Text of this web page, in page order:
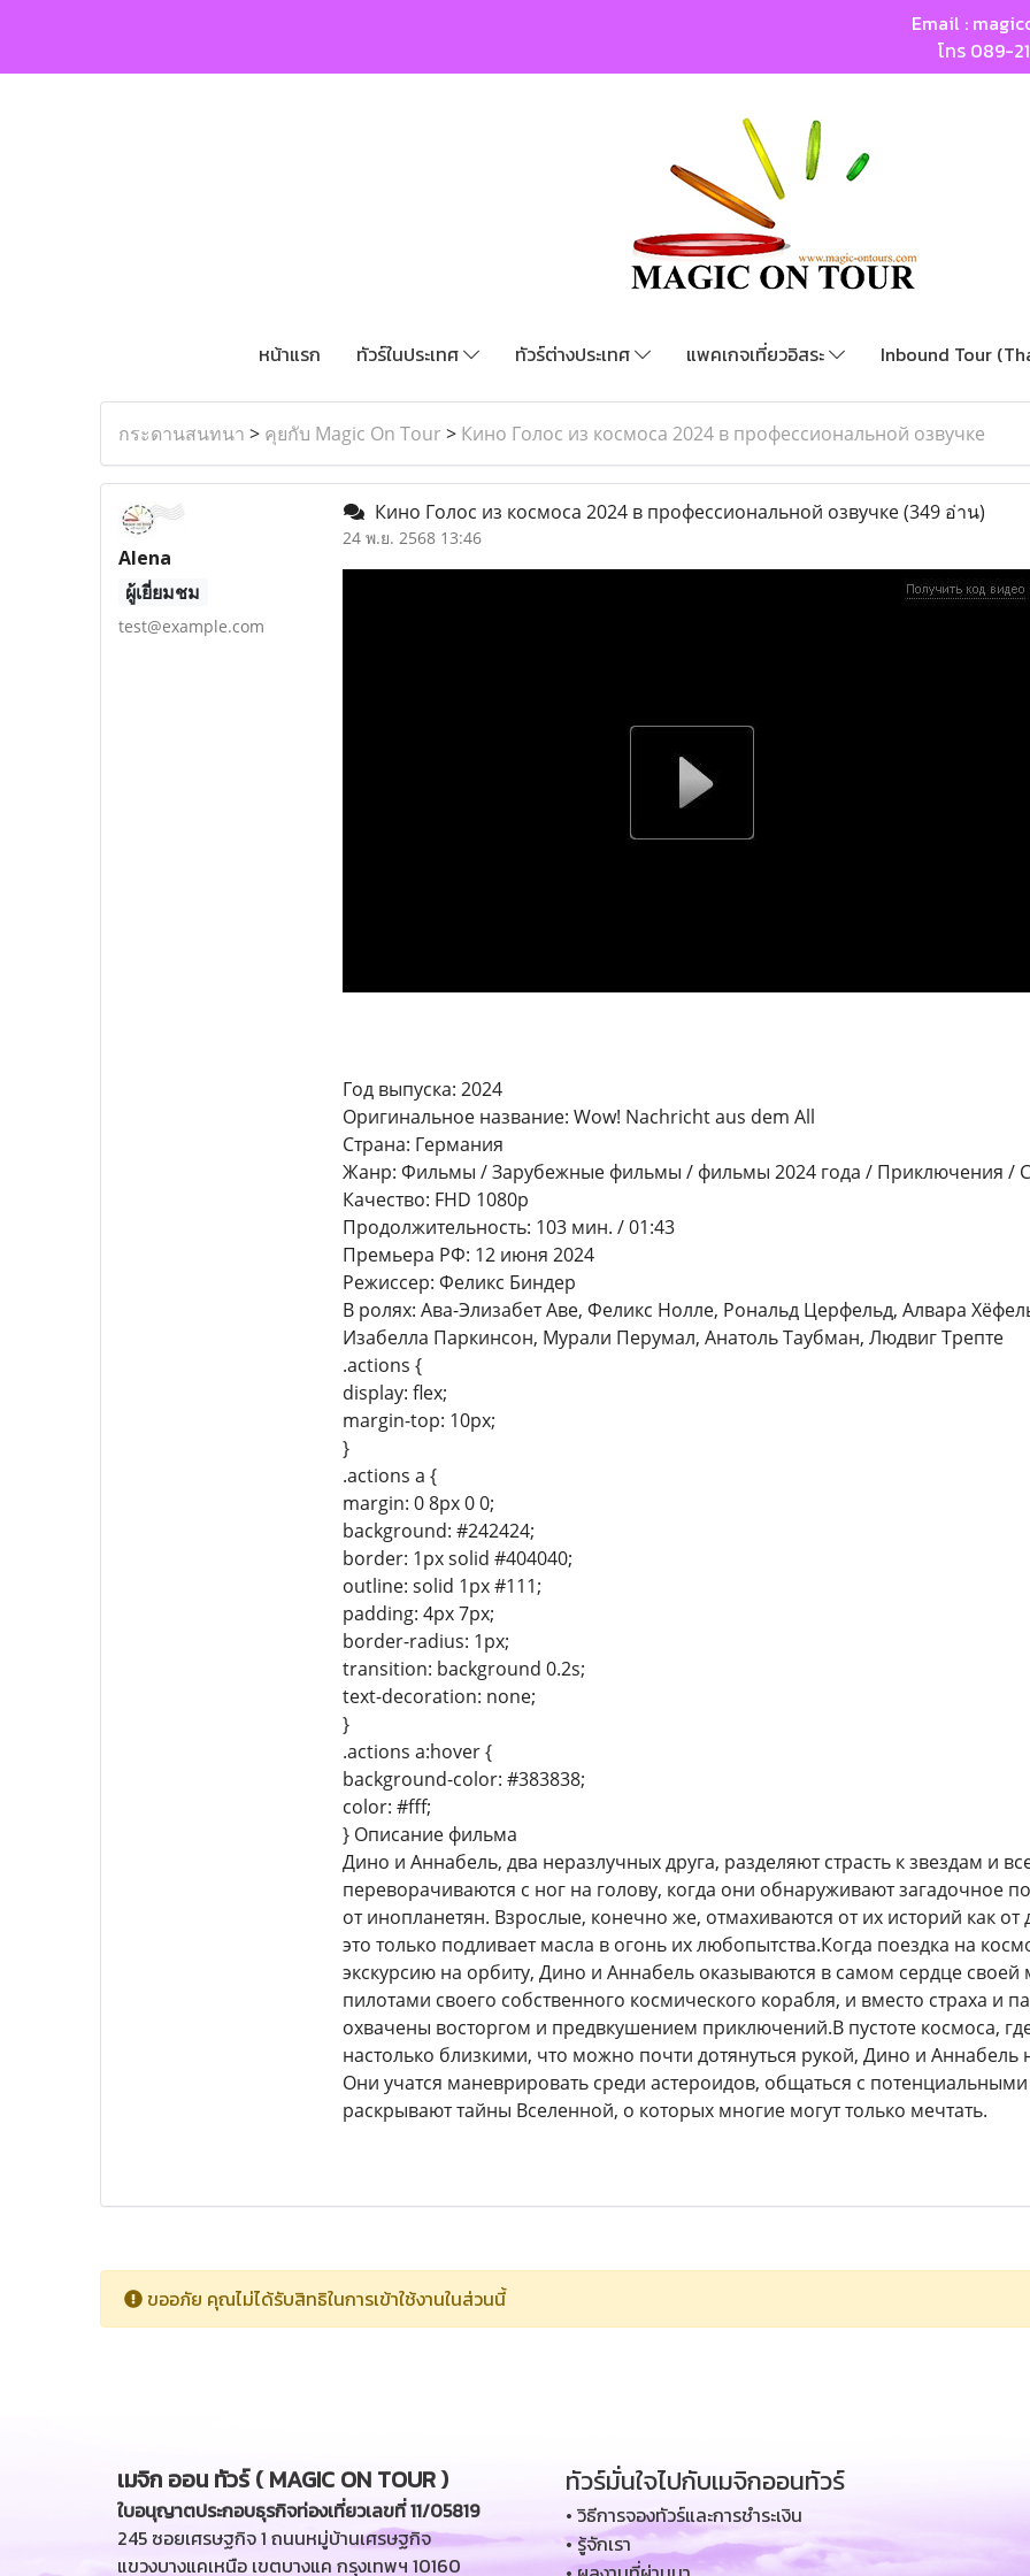
Email :
โทร 089-
หน้าแรก ทัวร์ในประเทศ ทัวร์ต่างประเทศ แพคเกจเที่ยวอิสระ Inbound Tour
กระดานสนทนา > คุยกับ Magic On Tour > Кино Голос из космоса 2024 в профессиональной озвучке
Alena
ผู้เยี่ยมชม
test@example.com
Кино Голос из космоса 2024 в профессиональной озвучке(349 อ่าน)
24 พ.ย. 2568 13:46
Год выпуска: 2024
Оригинальное название: Wow! Nachricht aus dem All
Страна: Германия
Жанр: Фильмы / Зарубежные фильмы / фильмы 2024 года / Приключения /
Качество: FHD 1080p
Продолжительность: 103 мин. / 01:43
Премьера РФ: 12 июня 2024
Режиссер: Феликс Биндер
В ролях: Ава-Элизабет Аве, Феликс Нолле, Рональд Церфельд, Алвара
Изабелла Паркинсон, Мурали Перумал, Анатоль Таубман, Людвиг Трепте
.actions {
display: flex;
margin-top: 10px;
}
.actions a {
margin: 0 8px 0 0;
background: #242424;
border: 1px solid #404040;
outline: solid 1px #111;
padding: 4px 7px;
border-radius: 1px;
transition: background 0.2s;
text-decoration: none;
}
.actions a:hover {
background-color: #383838;
color: #fff;
} Описание фильма
Дино и Аннабель, два неразлучных друга, разделяют страсть к звездам и
переворачиваются с ног на голову, когда они обнаруживают загадочное
от инопланетян. Взрослые, конечно же, отмахиваются от их историй как
это только подливает масла в огонь их любопытства.Когда поездка на
экскурсию на орбиту, Дино и Аннабель оказываются в самом сердце
пилотами своего собственного космического корабля, и вместо страха и
охвачены восторгом и предвкушением приключений.В пустоте космоса,
настолько близкими, что можно почти дотянуться рукой, Дино и
Они учатся маневрировать среди астероидов, общаться с
раскрывают тайны Вселенной, о которых многие могут только мечтать.
ขออภัย คุณไม่ได้รับสิทธิในการเข้าใช้งานในส่วนนี้
เมจิก ออน ทัวร์ ( MAGIC ON TOUR )
ใบอนุญาตประกอบธุรกิจท่องเที่ยวเลขที่ 11/05819
245 ซอยเศรษฐกิจ 1 ถนนหมู่บ้านเศรษฐกิจ
แขวงบางแคเหนือ เขตบางแค กรุงเทพฯ 10160
ทัวร์มั่นใจไปกับเมจิกออนทัวร์
• วิธีการจองทัวร์และการชำระเงิน
• รู้จักเรา